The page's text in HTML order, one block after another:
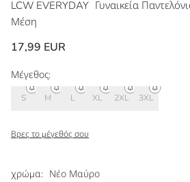
LCW EVERYDAY Γυναικεία
Μέση
17,99 EUR
χρώμα: Νέο Μαύρο
Μέγεθος:
S M L XL 2XL 3XL
Βρες το μέγεθός σου